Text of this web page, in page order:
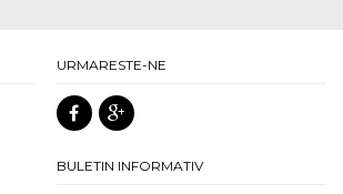
URMARESTE-NE
BULETIN INFORMATIV